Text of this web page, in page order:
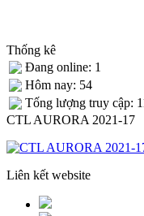
Thống kê
Đang online: 1
Hôm nay: 54
Tống lượng truy cập:
CTL AURORA 2021-17
Liên kết website